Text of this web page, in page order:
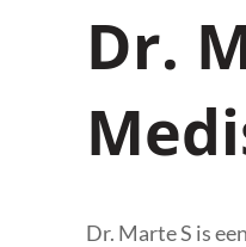
Dr.
Dr. Marte S is